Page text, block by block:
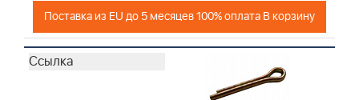
Поставка из EU до 5 месяцев 100% оплата В корзину